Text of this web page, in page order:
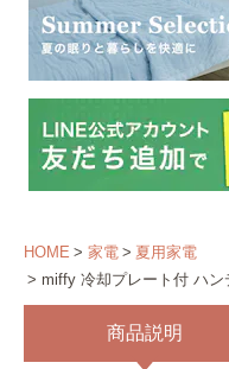
HOME 家電
夏用家電
miffy 冷却プレート付 ハ
商品説明